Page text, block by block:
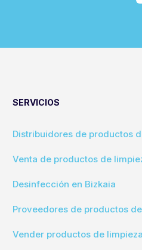
SERVICIOS
Distribuidores de productos
Venta de productos de
Desinfección en Bizkaia
Proveedores de productos
Vender productos de